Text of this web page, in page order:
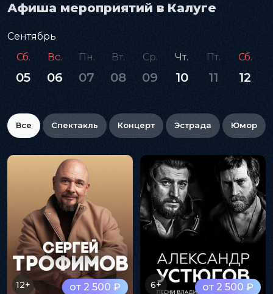
Афиша мероприятий в Калуге
Сентябрь
Сб.
05
Вс.
06
Пн.
07
Вт.
08
Ср.
09
Чт.
10
Пт.
11
Сб.
12
Все Спектакль Концерт Эстрада Юмор
от 2 500 ₽
12+ от 2 500 ₽
6+